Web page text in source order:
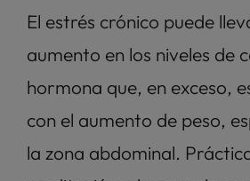
El estrés crónico puede
aumento en los niveles de
hormona que, en exceso,
con el aumento de peso,
la zona abdominal.